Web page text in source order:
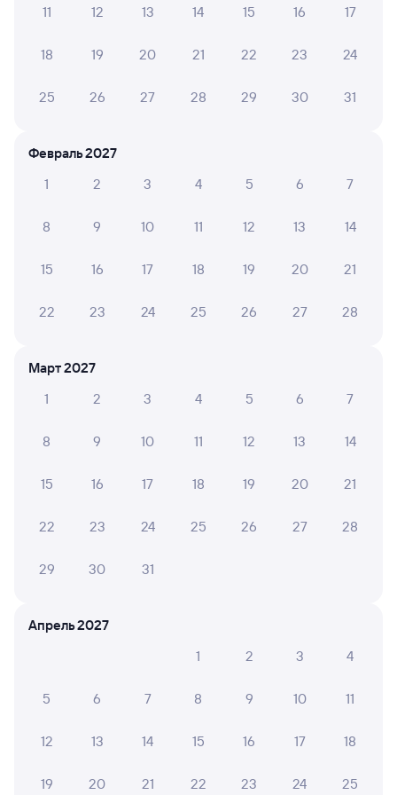
А ещё здесь можно найти
Обратные билеты из Куйтуна в Тёплое Озеро
11 12 13 14 15 16 17
18 19 20 21 22 23 24
25 26 27 28 29 30 31
Февраль 2027
1
2 3 4 5 6 7
8 9 10 11 12 13 14
15 16 17 18 19 20 21
22 23 24 25 26 27 28
Март 2027
1
2 3 4 5 6 7
8 9 10 11 12 13 14
15 16 17 18 19 20 21
22 23 24 25 26 27 28
29 30 31
Апрель 2027
1
2 3 4
5 6 7 8 9 10 11
12 13 14 15 16 17 18
19 20 21 22 23 24 25